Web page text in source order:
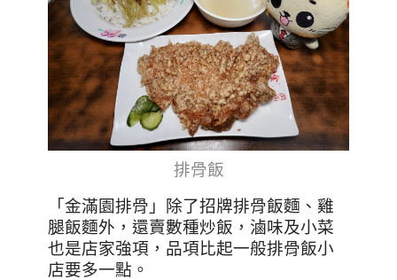
排骨飯
「金滿園排骨」除了招牌排骨飯麵、雞
腿飯麵外，還賣數種炒飯，滷味及小菜
也是店家強項，品項比起一般排骨飯小
店要多一點 。